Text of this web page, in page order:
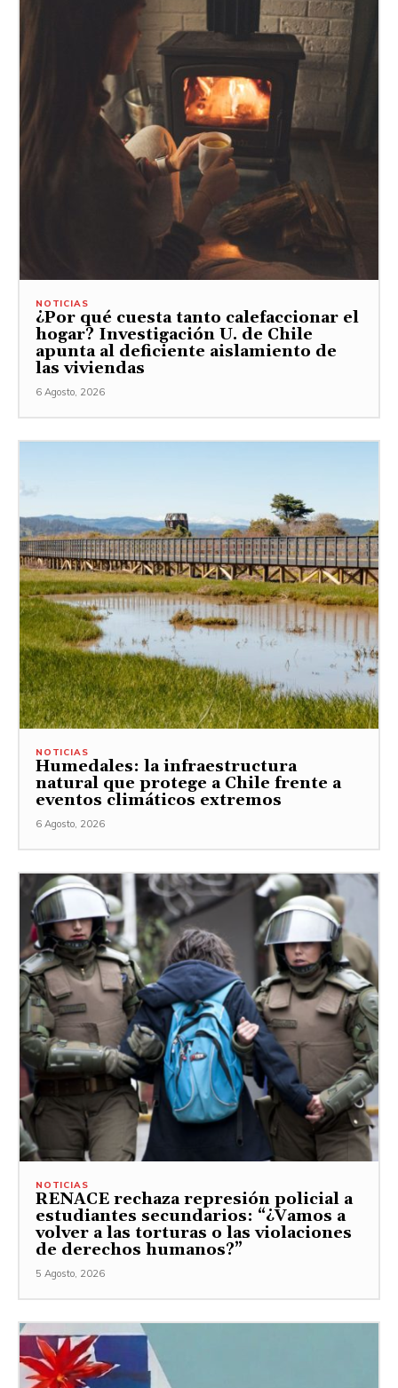
NOTICIAS
¿Por qué cuesta tanto calefaccionar el
hogar? Investigación U. de Chile
apunta al deficiente aislamiento de
las viviendas
6 Agosto, 2026
NOTICIAS
Humedales: la infraestructura
natural que protege a Chile frente a
eventos climáticos extremos
6 Agosto, 2026
NOTICIAS
RENACE rechaza represión policial a
estudiantes secundarios: “¿Vamos a
volver a las torturas o las violaciones
de derechos humanos?”
5 Agosto, 2026